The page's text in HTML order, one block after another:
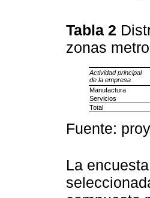
Tabla 2
zonas
Actividad principal
de la empresa
Manufactura
Servicios
Total
Fuente:
La